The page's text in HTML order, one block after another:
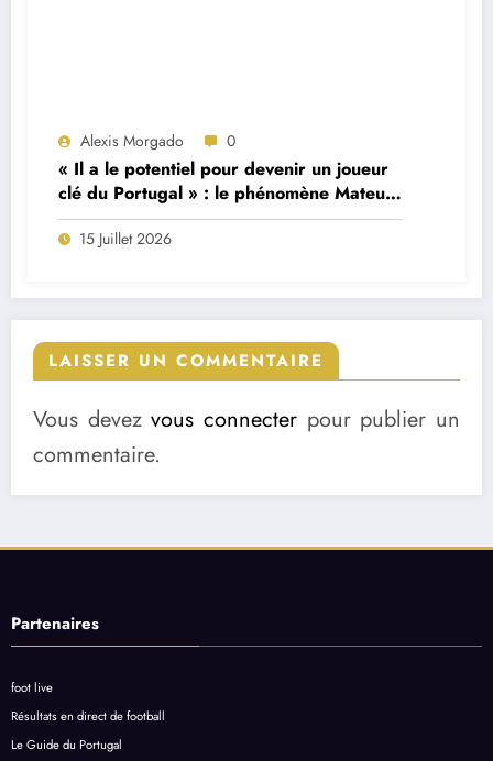
Alexis Morgado 0
« Il a le potentiel pour devenir un joueur
clé du Portugal » : le phénomène Mateus
Fernandes décrit par son ancien
formateur
15 Juillet 2026
LAISSER UN COMMENTAIRE
Vous devezvous connecter pour publier un
commentaire.
Partenaires
foot live
Résultats en direct de football
Le Guide du Portugal